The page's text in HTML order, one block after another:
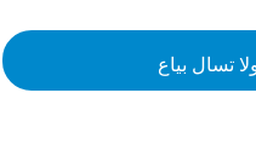
تسال بياع